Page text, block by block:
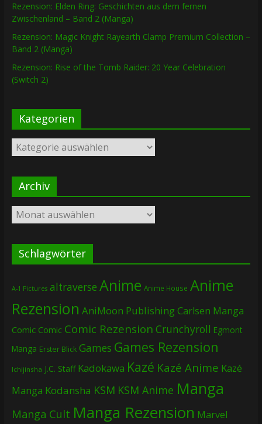
Rezension: Elden Ring: Geschichten aus dem fernen
Zwischenland – Band 2 (Manga)
Rezension: Magic Knight Rayearth Clamp Premium Collection –
Band 2 (Manga)
Rezension: Rise of the Tomb Raider: 20 Year Celebration
(Switch 2)
Kategorien
Kategorien
Archiv
Archiv
Schlagwörter
A-1 Pictures altraverse Anime Anime House Anime
Rezension AniMoon PublishingCarlsen Manga
Comic Comic Comic Rezension Crunchyroll Egmont
Manga Erster Blick Games Games Rezension
Ichijinsha J.C. Staff Kadokawa Kazé Kazé Anime Kazé
Manga Kodansha KSM KSM Anime Manga
Manga Cult Manga Rezension Marvel